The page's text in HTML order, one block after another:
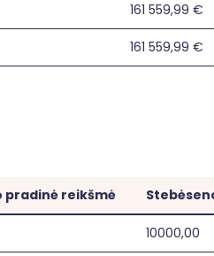
161 559,99 €
161 559,99 €
pradinė reikšmė
10000,00